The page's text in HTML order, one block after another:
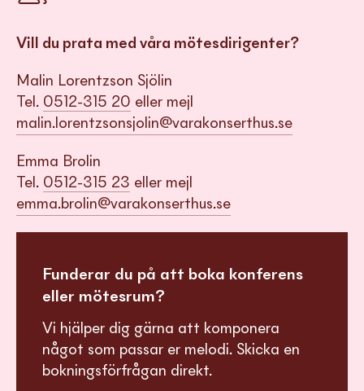
Vill du prata med våra mötesdirigenter?
Malin Lorentzson Sjölin
Tel. 0512-315 20 eller mejl
malin.lorentzsonsjolin@varakonserthus.se
Emma Brolin
Tel. 0512-315 23 eller mejl
emma.brolin@varakonserthus.se
Funderar du på att boka konferens
eller mötesrum?
Vi hjälper dig gärna att komponera
något som passar er melodi. Skicka en
bokningsförfrågan direkt.